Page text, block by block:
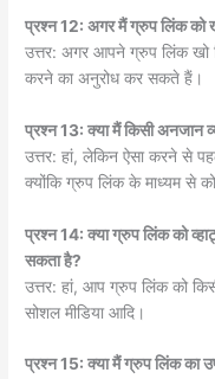
प्रश्न 12: अगर मैं ग्रुप लिंक को
उत्तर: अगर आपने ग्रुप लिंक खो
करने का अनुरोध कर सकते हैं।
प्रश्न 13: क्या मैं किसी अनजान
उत्तर: हां, लेकिन ऐसा करने से
क्योंकि ग्रुप लिंक के माध्यम से
प्रश्न 14: क्या ग्रुप लिंक को
सकता है?
उत्तर: हां, आप ग्रुप लिंक को
सोशल मीडिया आदि।
प्रश्न 15: क्या मैं ग्रुप लिंक का